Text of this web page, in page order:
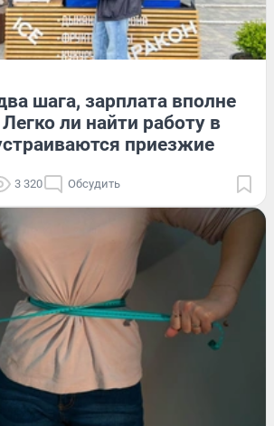
шага, зарплата вполне
ли найти работу в
приезжие
3 320 Обсудить